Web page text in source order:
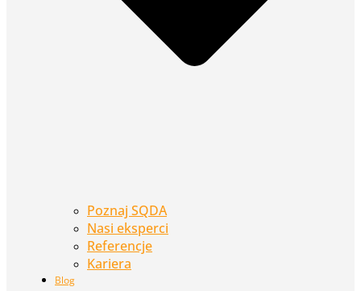
Poznaj SQDA
Nasi eksperci
Referencje
Kariera
Blog